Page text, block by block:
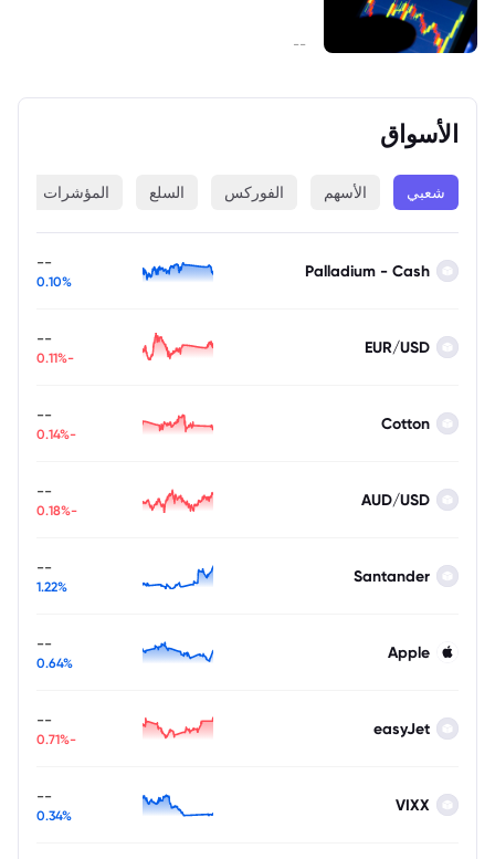
الأسواق
شعبي الأسهم الفوركس السلع المؤشرات
Palladium - Cash
--
0.10%
EUR/USD
--
-0.11%
Cotton
--
-0.14%
AUD/USD
--
-0.18%
Santander
--
1.22%
Apple
--
0.64%
easyJet
--
-0.71%
VIXX
--
0.34%
--